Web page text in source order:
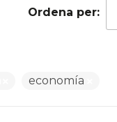
Ordena per
economía